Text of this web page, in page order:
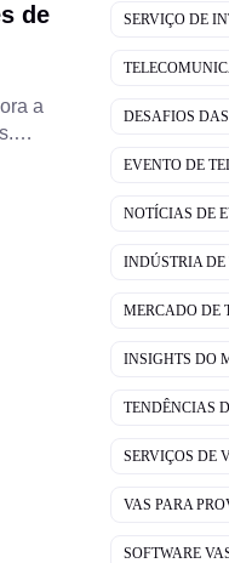
de
a
SERVIÇO DE
DESAFIOS
EVENTO DE
NOTÍCIAS DE
INDÚSTRIA DE
MERCADO DE
INSIGHTS DO
TENDÊNCIAS
SERVIÇOS DE
VAS PARA
SOFTWARE